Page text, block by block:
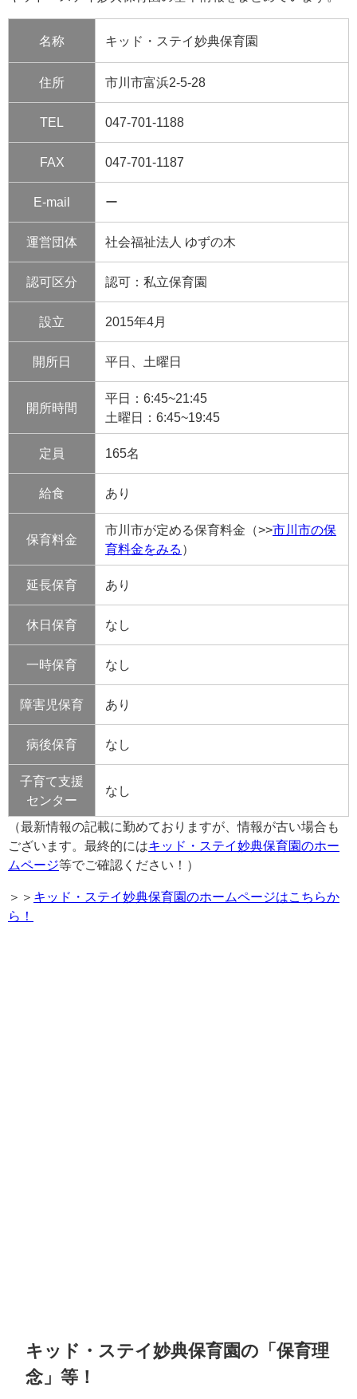
名称 キッド・ステイ妙典保育園
住所 市川市富浜2-5-28
TEL 047-701-1188
FAX 047-701-1187
E-mail ー
運営団体 社会福祉法人 ゆずの木
認可区分 認可：私立保育園
設立 2015年4月
開所日 平日、土曜日
開所時間
平日：6:45~21:45
土曜日： 6:45~19:45
定員 165名
給食 あり
保育料金
市川市が定める保育料金（>>市川市の保
育料金をみる ）
延長保育 あり
休日保育 なし
一時保育 なし
障害児保育 あり
病後保育 なし
子育て支援
センター
なし
（最新情報の記載に勤めておりますが、情報が古い場合も
ございます。最終的にはキッド・ステイ妙典保育園のホー
ムページ等でご確認ください！）
＞＞ キッド・ステイ妙典保育園のホームページはこちらか
ら！
キッド・ステイ妙典保育園の「保育理
念」等！